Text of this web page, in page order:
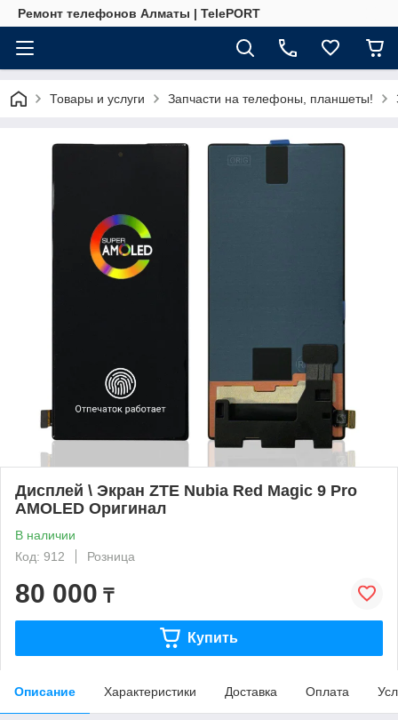
Ремонт телефонов Алматы | TelePORT
Товары и услуги Запчасти на телефоны, планшеты!
Дисплей \ Экран ZTE Nubia Red Magic 9 Pro
AMOLED Оригинал
В наличии
Код: 912
Розница
80 000 ₸
Купить
Описание Характеристики Доставка Оплата